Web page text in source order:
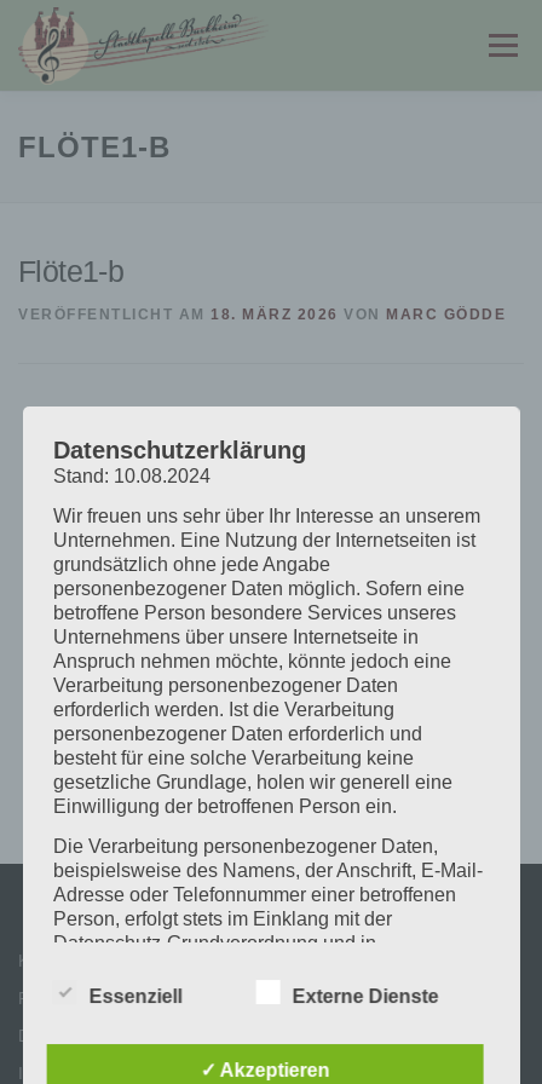
Inhalt
springen
Menü
STADTKAPELLE
FLÖTE1-B
Flöte1-b
VERÖFFENTLICHT AM 18. MÄRZ 2026 VON MARC GÖDDE
Kontakt
Partner & Links
Datenschutz
Impressum
Datenschutzerklärung
Stand: 10.08.2024
Wir freuen uns sehr über Ihr Interesse an unserem
Unternehmen. Eine Nutzung der Internetseiten ist
grundsätzlich ohne jede Angabe
personenbezogener Daten möglich. Sofern eine
betroffene Person besondere Services unseres
Unternehmens über unsere Internetseite in
Anspruch nehmen möchte, könnte jedoch eine
Verarbeitung personenbezogener Daten
erforderlich werden. Ist die Verarbeitung
personenbezogener Daten erforderlich und
besteht für eine solche Verarbeitung keine
gesetzliche Grundlage, holen wir generell eine
Einwilligung der betroffenen Person ein.
Die Verarbeitung personenbezogener Daten,
beispielsweise des Namens, der Anschrift, E-Mail-
Adresse oder Telefonnummer einer betroffenen
Person, erfolgt stets im Einklang mit der
Datenschutz-Grundverordnung und in
landesspezifischen Datenschutzbestimmungen.
Unternehmen die Öffentlichkeit über Art, Umfang
und Zweck der von uns erhobenen, genutzten und
Essenziell Externe Dienste
✓ Akzeptieren